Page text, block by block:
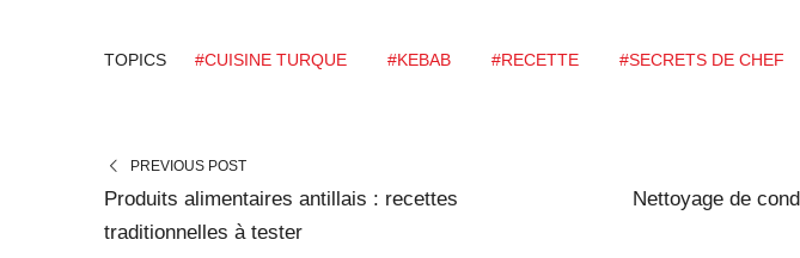
TOPICS #CUISINE TURQUE #KEBAB #RECETTE #SECRETS DE CHEF
PREVIOUS POST
Produits alimentaires antillais : recettes
traditionnelles à tester
Nettoyage de